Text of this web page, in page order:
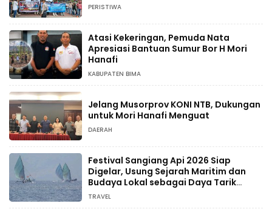
PERISTIWA
Atasi Kekeringan, Pemuda Nata
Apresiasi Bantuan Sumur Bor H Mori
Hanafi
KABUPATEN BIMA
Jelang Musorprov KONI NTB, Dukungan
untuk Mori Hanafi Menguat
DAERAH
Festival Sangiang Api 2026 Siap
Digelar, Usung Sejarah Maritim dan
Budaya Lokal sebagai Daya Tarik
Wisata
TRAVEL